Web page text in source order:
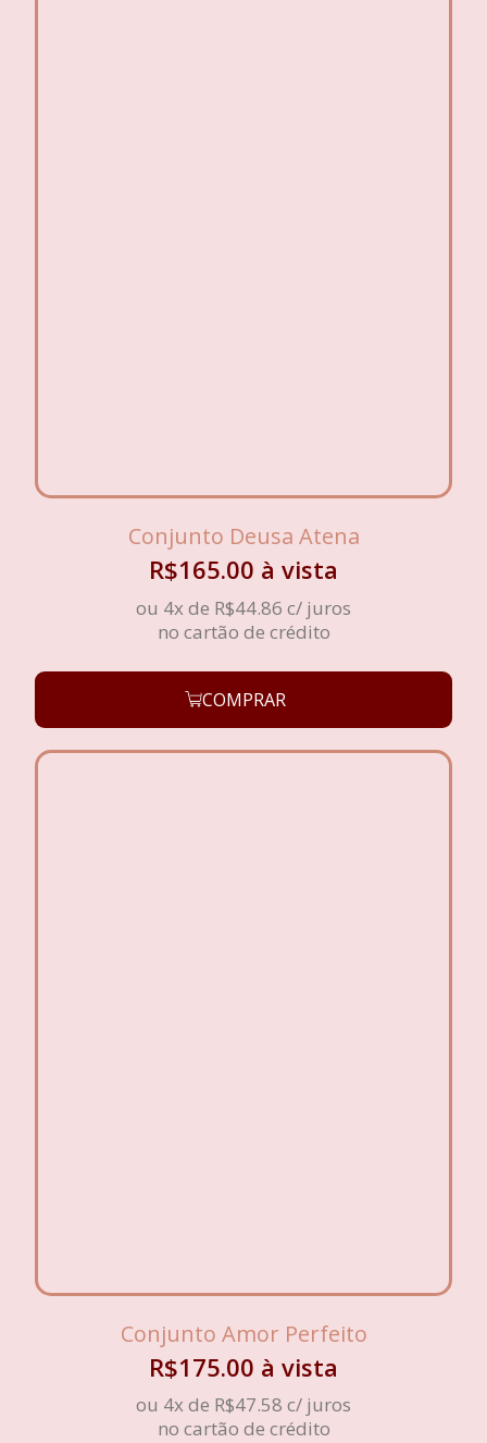
Conjunto Deusa Atena
R$165.00 à vista
ou 4x de R$44.86 c/ juros
no cartão de crédito
COMPRAR
Conjunto Amor Perfeito
R$175.00 à vista
ou 4x de R$47.58 c/ juros
no cartão de crédito